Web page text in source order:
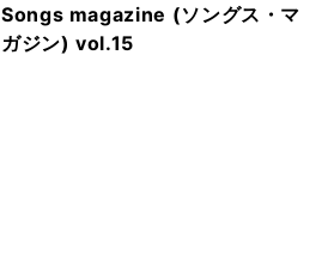
Songs magazine (ソングス・マ
ガジン) vol.15